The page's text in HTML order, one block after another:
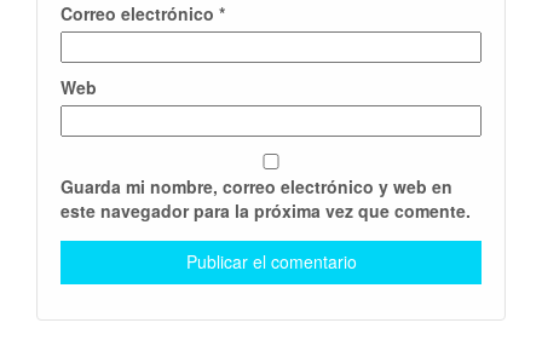
Correo electrónico *
Web
Guarda mi nombre, correo electrónico y web en
este navegador para la próxima vez que comente.